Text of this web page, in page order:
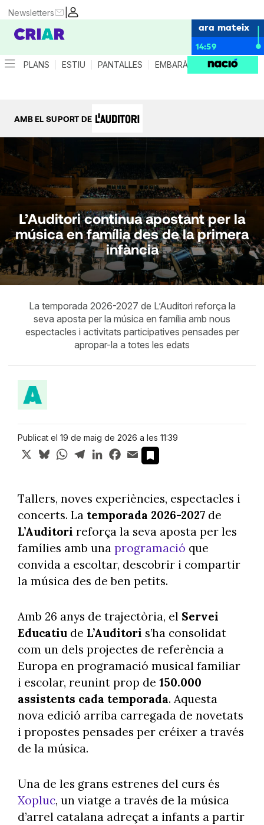
|
Newsletters
ara mateix
14:59
PLANS ESTIU PANTALLES EMBARÀS CRIANÇA
AMB EL SUPORT DE
L’Auditori continua apostant per la
música en família des de la primera
infància
La temporada 2026-2027 de L’Auditori reforça la
seva aposta per la música en família amb nous
espectacles i activitats participatives pensades per
apropar-la a totes les edats
Publicat el 19 de maig de 2026 a les 11:39
X BlueskyWhatsApp
TelegramLinkedInFacebook
Email
Tallers, noves experiències, espectacles i
concerts. La temporada 2026-2027 de
L’Auditori reforça la seva aposta per les
famílies amb unaprogramació que
convida a escoltar, descobrir i compartir
la música des de ben petits.
Amb 26 anys de trajectòria, el Servei
Educatiu de L’Auditori s’ha consolidat
com un dels projectes de referència a
Europa en programació musical familiar
i escolar, reunint prop de150.000
assistents cada temporada. Aquesta
nova edició arriba carregada de novetats
i propostes pensades per créixer a través
de la música.
Una de les grans estrenes del curs és
Xopluc, un viatge a través de la música
d’arrel catalana adreçat a infants a partir